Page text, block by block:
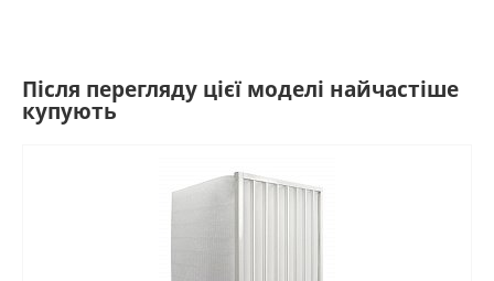
Після перегляду цієї моделі найчастіше
купують